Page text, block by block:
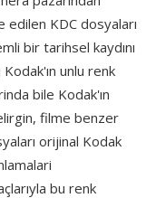
KDC dosyaları
bir tarihsel kaydını
unlu renk
bile Kodak'ın
filme benzer
orijinal Kodak
bu renk